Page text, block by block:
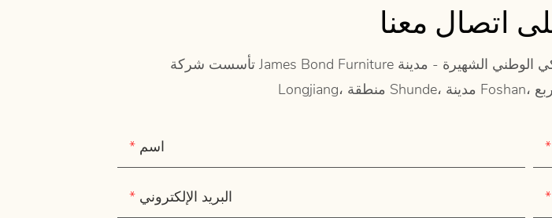
اتصال معنا
تأسست شركة James Bond Furniture في عام 2003 وتقع في قاعدة إنتاج الأثاث المنزلي الكلاسيكي الوطني الشهيرة - مدينة
اسم
البريد الإلكتروني